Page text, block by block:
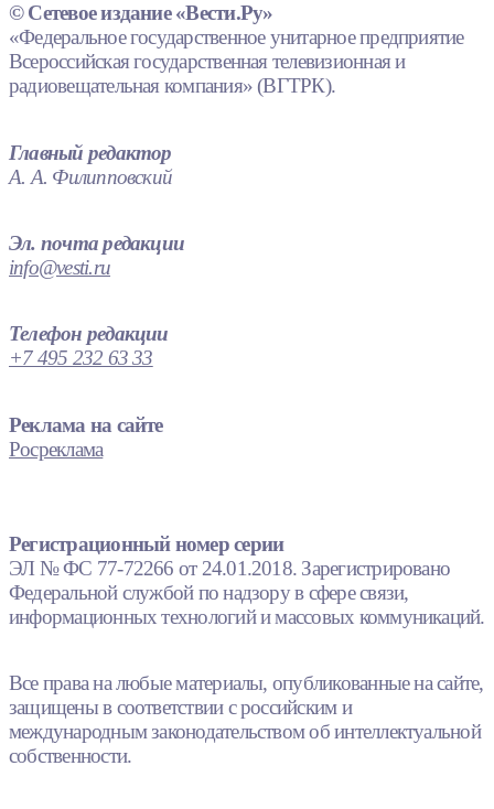
© Сетевое издание «Вести.Ру»
«Федеральное государственное унитарное предприятие
Всероссийская государственная телевизионная и
радиовещательная компания» (ВГТРК).
Главный редактор
А. А. Филипповский
Эл. почта редакции
info@vesti.ru
Телефон редакции
+7 495 232 63 33
Реклама на сайте
Росреклама
Регистрационный номер серии
ЭЛ № ФС 77-72266 от 24.01.2018. Зарегистрировано
Федеральной службой по надзору в сфере связи,
информационных технологий и массовых коммуникаций.
Все права на любые материалы, опубликованные на сайте,
защищены в соответствии с российским и
международным законодательством об интеллектуальной
собственности.